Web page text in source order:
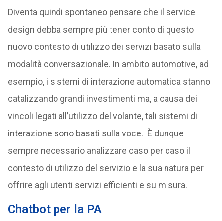
Diventa quindi spontaneo pensare che il service
design debba sempre più tener conto di questo
nuovo contesto di utilizzo dei servizi basato sulla
modalità conversazionale. In ambito automotive, ad
esempio, i sistemi di interazione automatica stanno
catalizzando grandi investimenti ma, a causa dei
vincoli legati all’utilizzo del volante, tali sistemi di
interazione sono basati sulla voce. È dunque
sempre necessario analizzare caso per caso il
contesto di utilizzo del servizio e la sua natura per
offrire agli utenti servizi efficienti e su misura.
Chatbot per la PA